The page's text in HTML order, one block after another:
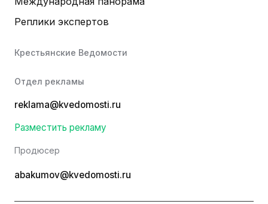
Реплики экспертов
Крестьянские Ведомости
Отдел рекламы
reklama@kvedomosti.ru
Разместить рекламу
Продюсер
abakumov@kvedomosti.ru